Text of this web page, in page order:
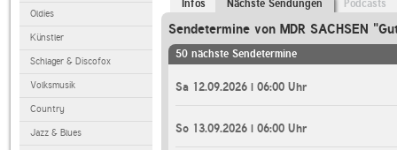
Oldies
Künstler
Schlager & Discofox
Volksmusik
Country
Jazz & Blues
Infos Nächste Sendungen Podcasts
Sendetermine von MDR SACHSEN
50 nächste Sendetermine
Sa 12.09.2026 | 06:00 Uhr
So 13.09.2026 | 06:00 Uhr